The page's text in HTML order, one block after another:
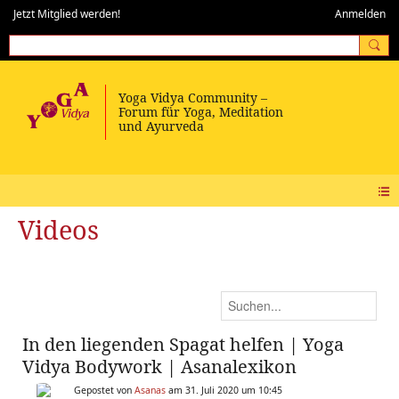
Jetzt Mitglied werden! Anmelden
Videos
In den liegenden Spagat helfen | Yoga
Vidya Bodywork | Asanalexikon
Gepostet von Asanas am 31. Juli 2020 um 10:45